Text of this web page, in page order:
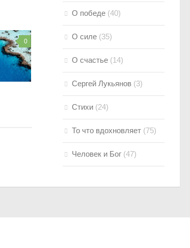
0
О победе (40)
О силе (35)
О счастье (14)
Сергей Лукьянов (3)
Стихи (24)
То что вдохновляет (75)
Человек и Бог (47)